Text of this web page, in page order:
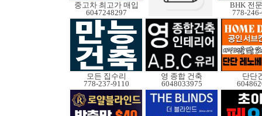
중고차 최고가 매입
6047248297
BHK 전
778-
모든 집수리
778-237-9110
영 종합 건축
6048033975
단단